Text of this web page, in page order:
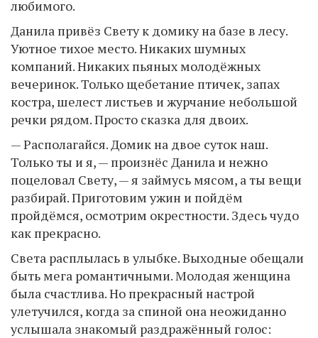
любимого.
Данила привёз Свету к домику на базе в лесу.
Уютное тихое место. Никаких шумных
компаний. Никаких пьяных молодёжных
вечеринок. Только щебетание птичек, запах
костра, шелест листьев и журчание небольшой
речки рядом. Просто сказка для двоих.
— Располагайся. Домик на двое суток наш.
Только ты и я, — произнёс Данила и нежно
поцеловал Свету, — я займусь мясом, а ты вещи
разбирай. Приготовим ужин и пойдём
пройдёмся, осмотрим окрестности. Здесь чудо
как прекрасно.
Света расплылась в улыбке. Выходные обещали
быть мега романтичными. Молодая женщина
была счастлива. Но прекрасный настрой
улетучился, когда за спиной она неожиданно
услышала знакомый раздражённый голос: